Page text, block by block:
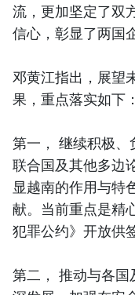
流，更加坚定了双
信心，彰显了两国
邓黄江指出，展望
果，重点落实如下：
第一， 继续积极
联合国及其他多边
显越南的作用与特
献。当前重点是精
犯罪公约》开放供
第二， 推动与各国